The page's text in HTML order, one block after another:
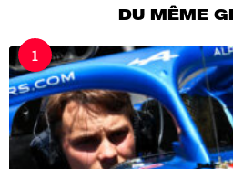
a
g
o
DU MÊME
1